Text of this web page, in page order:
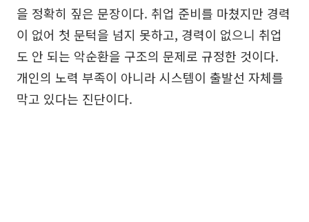
을 정확히 짚은 문장이다. 취업 준비를 마쳤지만 경력
이 없어 첫 문턱을 넘지 못하고, 경력이 없으니 취업
도 안 되는 악순환을 구조의 문제로 규정한 것이다.
개인의 노력 부족이 아니라 시스템이 출발선 자체를
막고 있다는 진단이다.